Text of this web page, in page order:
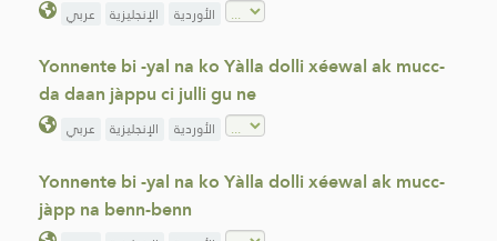
عربي الإنجليزية الأوردية
Yonnente bi -yal na ko Yàlla dolli xéewal ak mucc-
da daan jàppu ci julli gu ne
عربي الإنجليزية الأوردية
Yonnente bi -yal na ko Yàlla dolli xéewal ak mucc-
jàpp na benn-benn